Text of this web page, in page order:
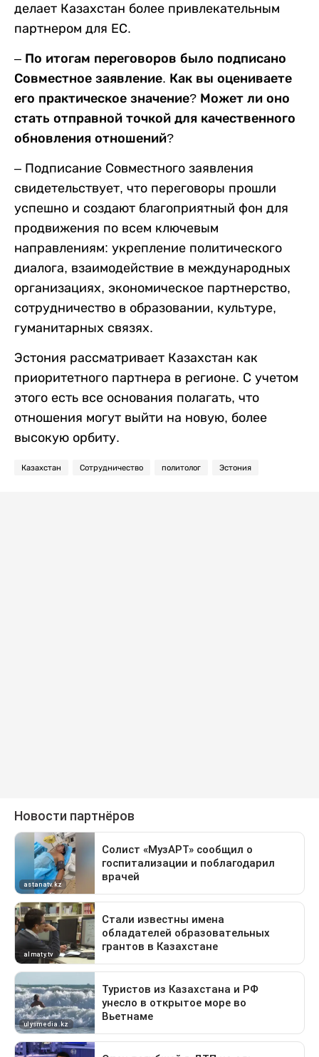
делает Казахстан более привлекательным
партнером для ЕС.
– По итогам переговоров было подписано
Совместное заявление. Как вы оцениваете
его практическое значение? Может ли оно
стать отправной точкой для качественного
обновления отношений?
– Подписание Совместного заявления
свидетельствует, что переговоры прошли
успешно и создают благоприятный фон для
продвижения по всем ключевым
направлениям: укрепление политического
диалога, взаимодействие в международных
организациях, экономическое партнерство,
сотрудничество в образовании, культуре,
гуманитарных связях.
Эстония рассматривает Казахстан как
приоритетного партнера в регионе. С учетом
этого есть все основания полагать, что
отношения могут выйти на новую, более
высокую орбиту.
Казахстан Сотрудничество политолог Эстония